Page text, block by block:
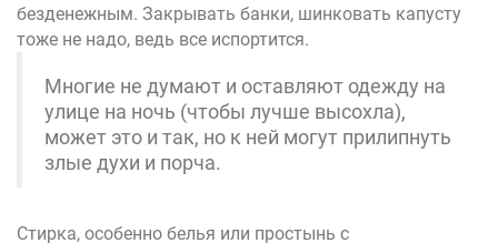
безденежным. Закрывать банки, шинковать капусту
тоже не надо, ведь все испортится.
Многие не думают и оставляют одежду на
улице на ночь (чтобы лучше высохла),
может это и так, но к ней могут прилипнуть
злые духи и порча.
Стирка, особенно белья или простынь с